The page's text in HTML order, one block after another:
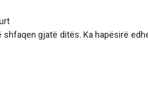
gjatë ditës. Ka hapësirë